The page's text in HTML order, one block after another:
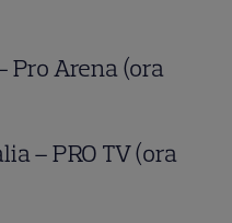
Pro Arena (ora
– PRO TV (ora